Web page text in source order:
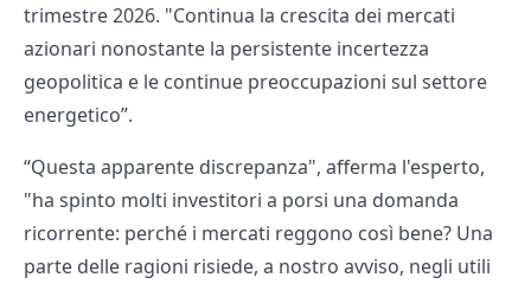
trimestre 2026. "Continua la crescita dei mercati
azionari nonostante la persistente incertezza
geopolitica e le continue preoccupazioni sul settore
energetico”.
“Questa apparente discrepanza", afferma l'esperto,
"ha spinto molti investitori a porsi una domanda
ricorrente: perché i mercati reggono così bene? Una
parte delle ragioni risiede, a nostro avviso, negli utili